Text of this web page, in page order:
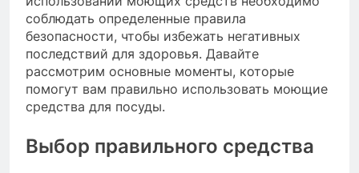
соблюдать определенные правила
безопасности, чтобы избежать негативных
последствий для здоровья. Давайте
рассмотрим основные моменты, которые
помогут вам правильно использовать моющие
средства для посуды.
Выбор правильного средства